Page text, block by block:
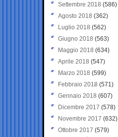
Settembre 2018 (586)
Agosto 2018 (362)
Luglio 2018 (562)
Giugno 2018 (563)
Maggio 2018 (634)
Aprile 2018 (547)
Marzo 2018 (599)
Febbraio 2018 (571)
Gennaio 2018 (607)
Dicembre 2017 (578)
Novembre 2017 (632)
Ottobre 2017 (579)